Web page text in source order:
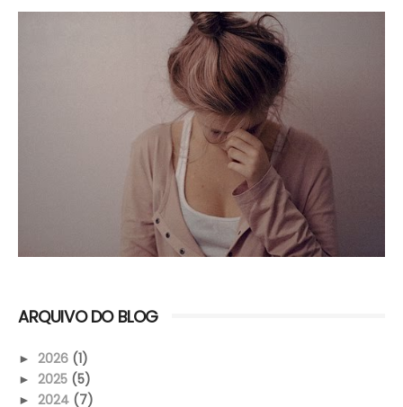
ARQUIVO DO BLOG
► 2026 (1)
► 2025 (5)
► 2024 (7)